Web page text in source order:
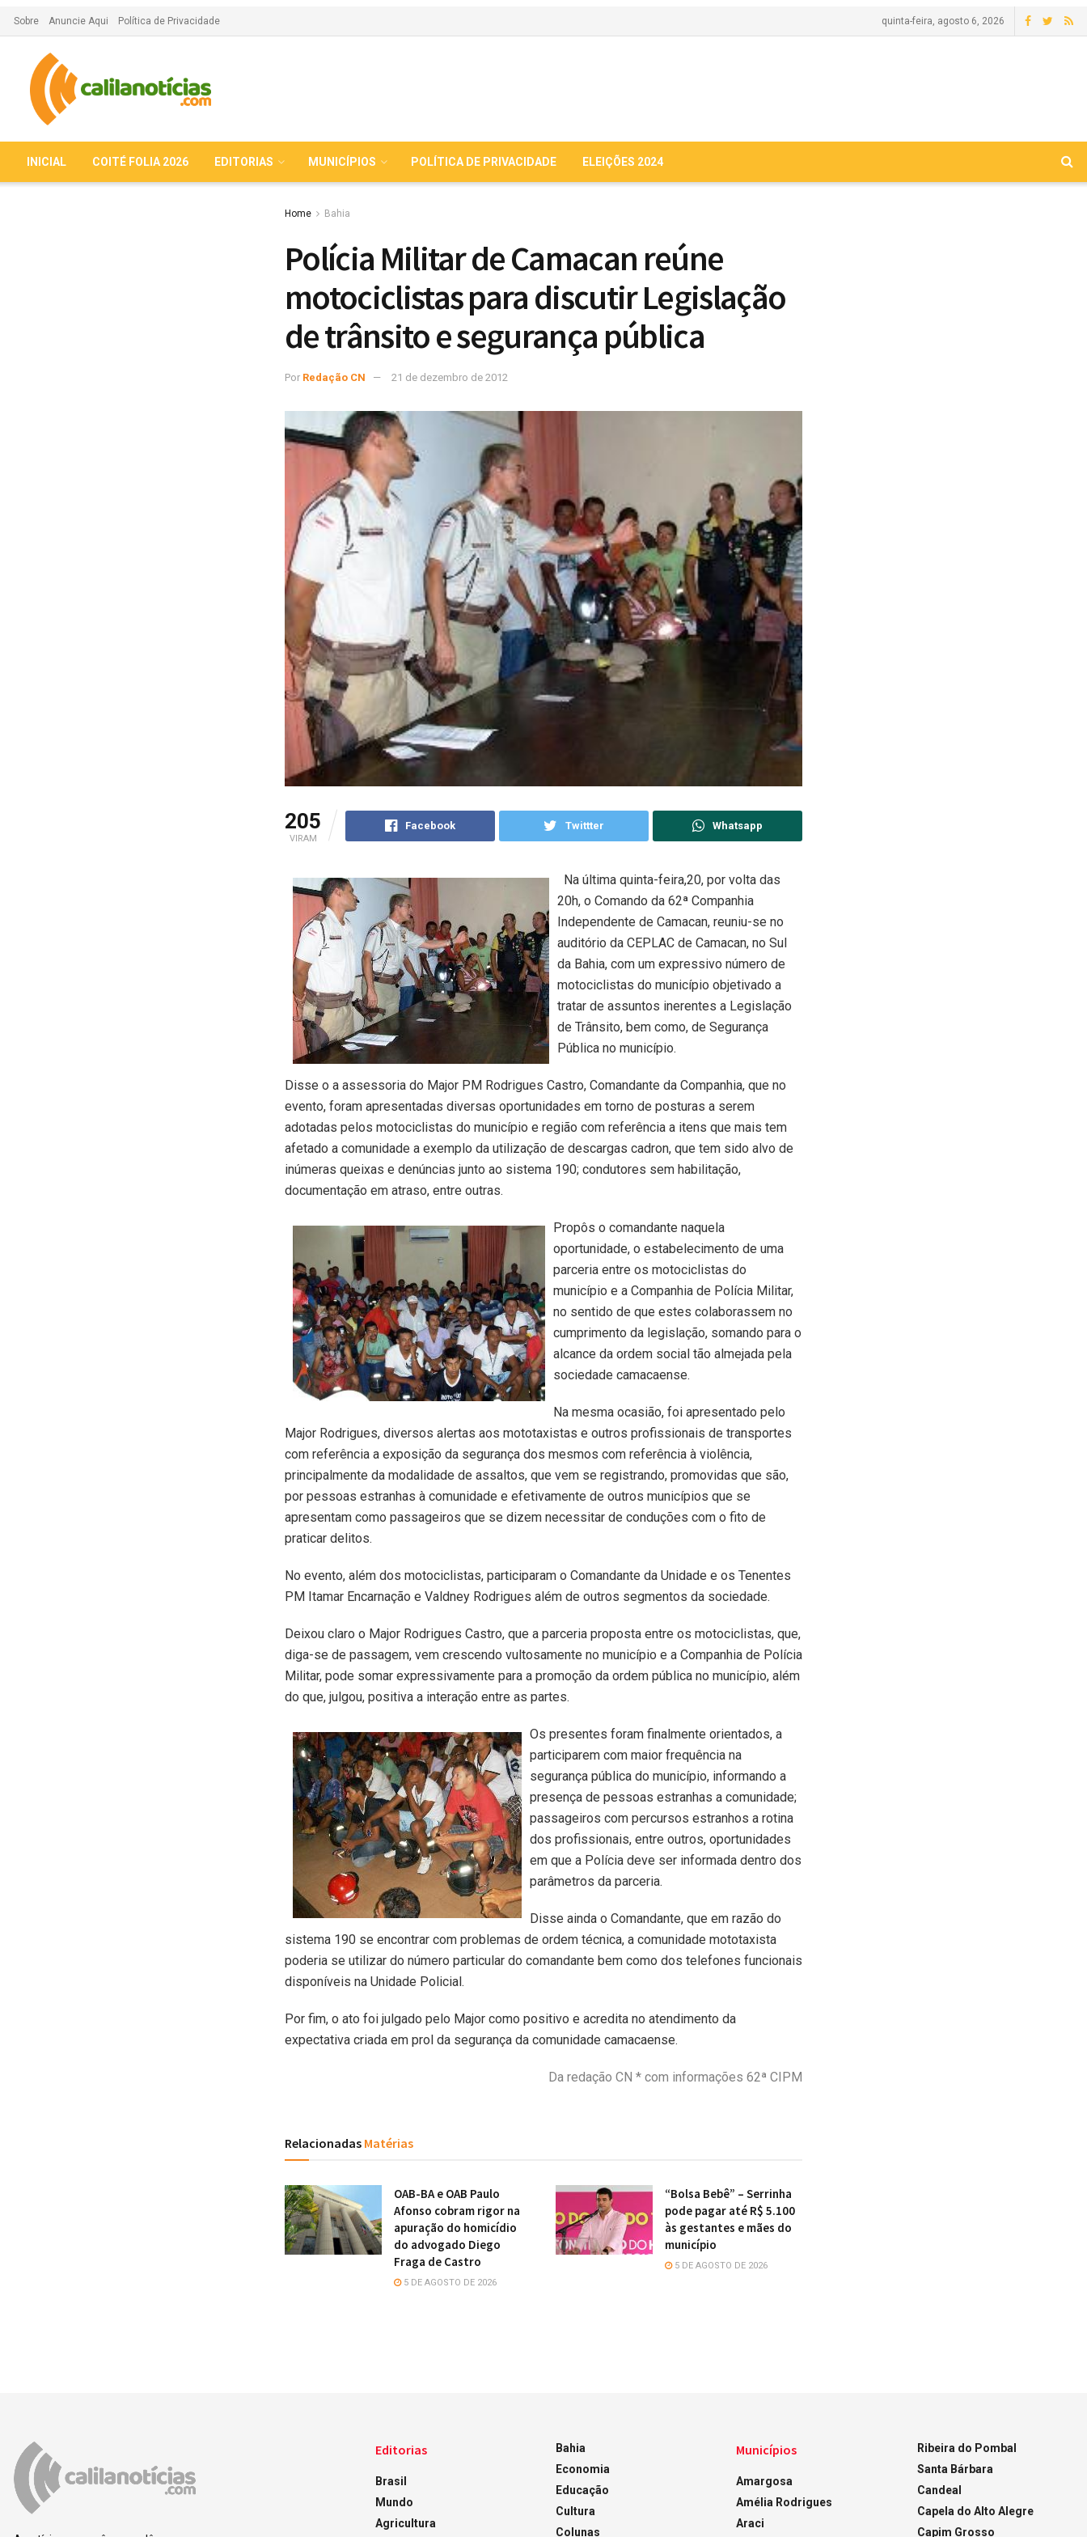
Sobre Anuncie Aqui Política de Privacidade quinta-feira, agosto 6, 2026
INICIAL COITÉ FOLIA 2026 EDITORIAS MUNICÍPIOS POLÍTICA DE PRIVACIDADE ELEIÇÕES 2024
Home Bahia
Polícia Militar de Camacan reúne
motociclistas para discutir Legislação
de trânsito e segurança pública
Por Redação CN 21 de dezembro de 2012
205
VIRAM
Facebook Twittter Whatsapp
Na última quinta-feira,20, por volta das
20h, o Comando da 62ª Companhia
Independente de Camacan, reuniu-se no
auditório da CEPLAC de Camacan, no Sul
da Bahia, com um expressivo número de
motociclistas do município objetivado a
tratar de assuntos inerentes a Legislação
de Trânsito, bem como, de Segurança
Pública no município.
Disse o a assessoria do Major PM Rodrigues Castro, Comandante da Companhia, que no
evento, foram apresentadas diversas oportunidades em torno de posturas a serem
adotadas pelos motociclistas do município e região com referência a itens que mais tem
afetado a comunidade a exemplo da utilização de descargas cadron, que tem sido alvo de
inúmeras queixas e denúncias junto ao sistema 190; condutores sem habilitação,
documentação em atraso, entre outras.
Propôs o comandante naquela
oportunidade, o estabelecimento de uma
parceria entre os motociclistas do
município e a Companhia de Polícia Militar,
no sentido de que estes colaborassem no
cumprimento da legislação, somando para o
alcance da ordem social tão almejada pela
sociedade camacaense.
Na mesma ocasião, foi apresentado pelo
Major Rodrigues, diversos alertas aos mototaxistas e outros profissionais de transportes
com referência a exposição da segurança dos mesmos com referência à violência,
principalmente da modalidade de assaltos, que vem se registrando, promovidas que são,
por pessoas estranhas à comunidade e efetivamente de outros municípios que se
apresentam como passageiros que se dizem necessitar de conduções com o fito de
praticar delitos.
No evento, além dos motociclistas, participaram o Comandante da Unidade e os Tenentes
PM Itamar Encarnação e Valdney Rodrigues além de outros segmentos da sociedade.
Deixou claro o Major Rodrigues Castro, que a parceria proposta entre os motociclistas, que,
diga-se de passagem, vem crescendo vultosamente no município e a Companhia de Polícia
Militar, pode somar expressivamente para a promoção da ordem pública no município, além
do que, julgou, positiva a interação entre as partes.
Os presentes foram finalmente orientados, a
participarem com maior frequência na
segurança pública do município, informando a
presença de pessoas estranhas a comunidade;
passageiros com percursos estranhos a rotina
dos profissionais, entre outros, oportunidades
em que a Polícia deve ser informada dentro dos
parâmetros da parceria.
Disse ainda o Comandante, que em razão do
sistema 190 se encontrar com problemas de ordem técnica, a comunidade mototaxista
poderia se utilizar do número particular do comandante bem como dos telefones funcionais
disponíveis na Unidade Policial.
Por fim, o ato foi julgado pelo Major como positivo e acredita no atendimento da
expectativa criada em prol da segurança da comunidade camacaense.
Da redação CN * com informações 62ª CIPM
Relacionadas Matérias
OAB-BA e OAB Paulo
Afonso cobram rigor na
apuração do homicídio
do advogado Diego
Fraga de Castro
5 DE AGOSTO DE 2026
“Bolsa Bebê” – Serrinha
pode pagar até R$ 5.100
às gestantes e mães do
município
5 DE AGOSTO DE 2026
Editorias
Brasil
Mundo
Agricultura
Bahia
Economia
Educação
Cultura
Colunas
Municípios
Amargosa
Amélia Rodrigues
Araci
Ribeira do Pombal
Santa Bárbara
Candeal
Capela do Alto Alegre
Capim Grosso